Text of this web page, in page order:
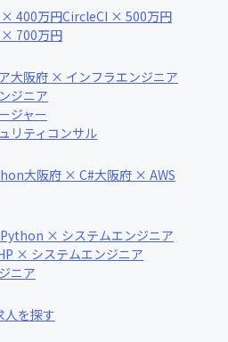
400万円CircleCI × 500万円
700万円
大阪府 × インフラエンジニア
ジニア
ジャー
リティコンサル
大阪府 × C#大阪府 × AWS
Python × システムエンジニア
× システムエンジニア
ニア
人を探す